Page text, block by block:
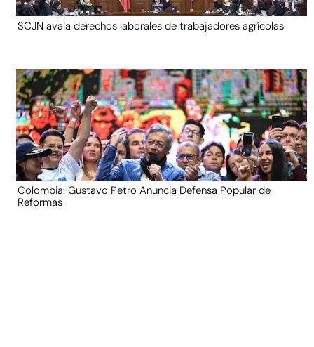
SCJN avala derechos laborales de trabajadores agrícolas
Colombia: Gustavo Petro Anuncia Defensa Popular de
Reformas